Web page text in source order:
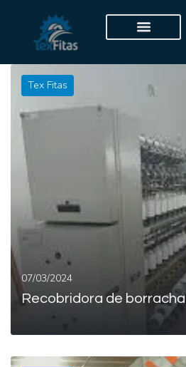
Tex Fitas
07/03/2024
Recobridora de borracha